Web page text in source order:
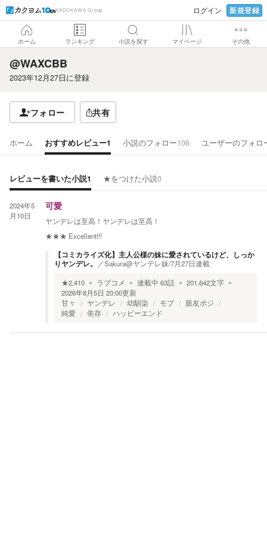
KADOKAWA Group ログイン 新規登録
ホーム ランキング 小説を探す マイページ その他
@WAXCBB
2023年12月27日に登録
フォロー 共有
ホーム おすすめレビュー1 小説のフォロー106 ユーザーのフォロ
レビューを書いた小説1 ★をつけた小説0
2024年5
月10日
可愛
ヤンデレは至高！ヤンデレは至高！
★★★ Excellent!!!
【コミカライズ化】主人公様の妹に愛されているけど、しっか
りヤンデレ。
／Sakura@ヤンデレ妹/7月27日連載
★2,410 ラブコメ 連載中 63話 201,642文字
2026年8月5日 20:00更新
甘々
ヤンデレ 幼馴染 モブ
親友ポジ
純愛
依存 ハッピーエンド